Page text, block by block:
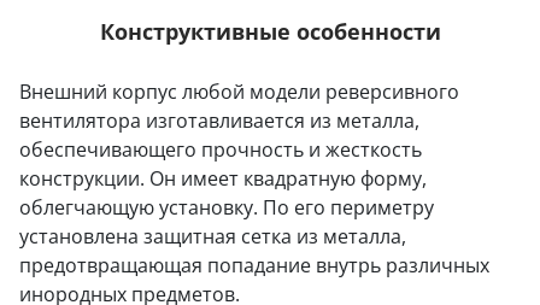
Конструктивные особенности
Внешний корпус любой модели реверсивного
вентилятора изготавливается из металла,
обеспечивающего прочность и жесткость
конструкции. Он имеет квадратную форму,
облегчающую установку. По его периметру
установлена защитная сетка из металла,
предотвращающая попадание внутрь различных
инородных предметов.